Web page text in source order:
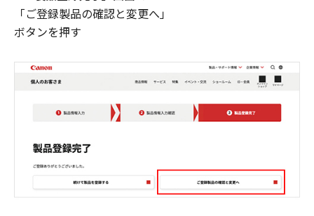
「ご登録製品の確認と変更へ」
ボタンを押す